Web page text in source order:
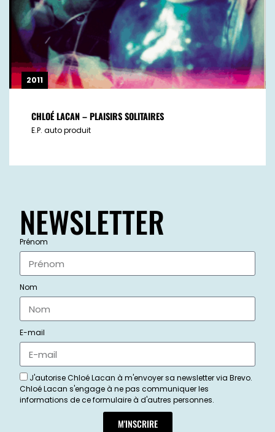
2011
CHLOÉ LACAN – PLAISIRS SOLITAIRES
E.P. auto produit
NEWSLETTER
Prénom
Nom
E-mail
J'autorise Chloé Lacan à m'envoyer sa newsletter via Brevo.
Chloé Lacan s'engage à ne pas communiquer les
informations de ce formulaire à d'autres personnes.
M'INSCRIRE